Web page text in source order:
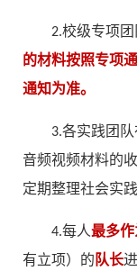
2.校级专项
的材料按照专项
通知为准。
3.各实践团
音频视频材料的
定期整理社会实
4.每人最多
有立项）的 队长